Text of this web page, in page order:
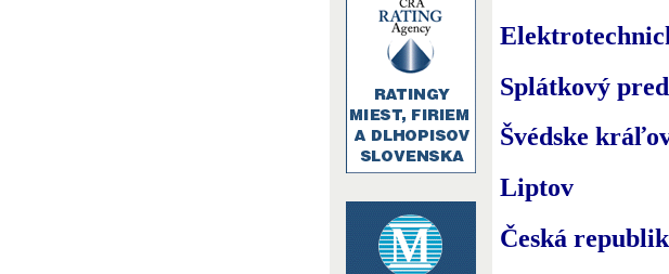
Splátkový
Švédske
Liptov
Česká